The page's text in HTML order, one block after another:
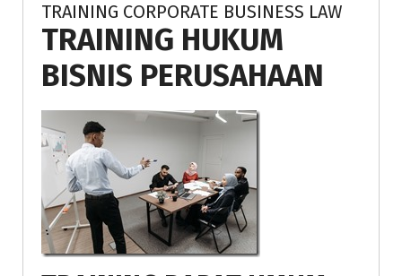
TRAINING CORPORATE BUSINESS LAW
TRAINING HUKUM
BISNIS PERUSAHAAN